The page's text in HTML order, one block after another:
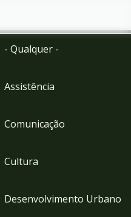
- Qualquer -
Assistência
Comunicação
Cultura
Desenvolvimento Urbano